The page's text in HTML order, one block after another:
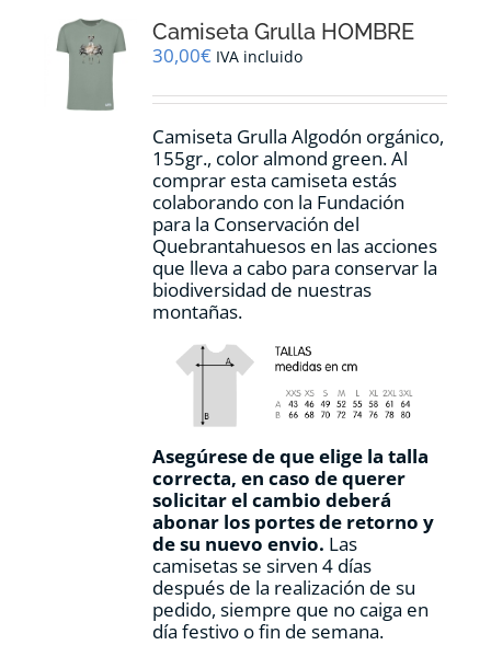
se
pueden
en
página
de
producto
Camiseta Grulla HOMBRE
30,00€ IVA incluido
Camiseta Grulla Algodón orgánico,
155gr., coloralmond green.Al
comprar esta camiseta estás
colaborando con la Fundación
para la Conservación del
Quebrantahuesos en las acciones
que lleva a cabo para conservar la
biodiversidad de nuestras
montañas.
Asegúrese de que elige la talla
correcta, en caso de querer
solicitar el cambio deberá
abonar los portes de retorno y
de su nuevo envio. Las
camisetas se sirven 4 días
después de la realización de su
pedido, siempre que no caiga en
día festivo o fin de semana.